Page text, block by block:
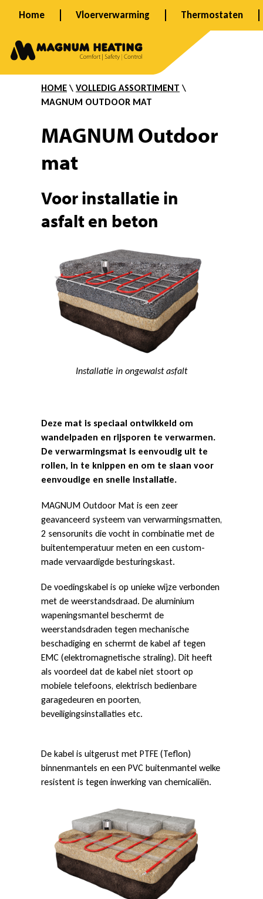
inhoud
Home Vloerverwarming Thermostaten
O
HOME \ VOLLEDIG ASSORTIMENT \
MAGNUM OUTDOOR MAT
MAGNUM Outdoor
mat
Voor installatie in
asfalt en beton
Installatie in ongewalst asfalt
Deze mat is speciaal ontwikkeld om
wandelpaden en rijsporen te verwarmen.
De verwarmingsmat is eenvoudig uit te
rollen, in te knippen en om te slaan voor
eenvoudige en snelle installatie.
MAGNUM Outdoor Mat is een zeer
geavanceerd systeem van verwarmingsmatten,
2 sensorunits die vocht in combinatie met de
buitentemperatuur meten en een custom-
made vervaardigde besturingskast.
De voedingskabel is op unieke wijze verbonden
met de weerstandsdraad. De aluminium
wapeningsmantel beschermt de
weerstandsdraden tegen mechanische
beschadiging en schermt de kabel af tegen
EMC (elektromagnetische straling). Dit heeft
als voordeel dat de kabel niet stoort op
mobiele telefoons, elektrisch bedienbare
garagedeuren en poorten,
beveiligingsinstallaties etc.
De kabel is uitgerust met PTFE (Teflon)
binnenmantels en een PVC buitenmantel welke
resistent is tegen inwerking van chemicaliën.